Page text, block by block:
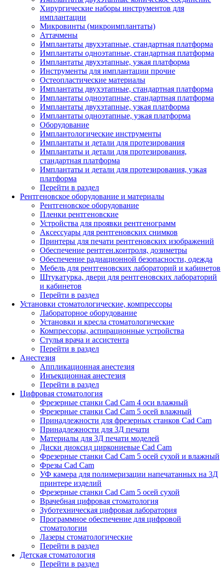
Хирургические наборы инструментов для
имплантации
Микровинты (микроимплантаты)
Аттачмены
Имплантаты двухэтапные, стандартная платформа
Имплантаты одноэтапные, стандартная платформа
Имплантаты двухэтапные, узкая платформа
Инструменты для имплантации прочие
Остеопластические материалы
Имплантаты двухэтапные, стандартная платформа
Имплантаты одноэтапные, стандартная платформа
Имплантаты двухэтапные, узкая платформа
Имплантаты одноэтапные, узкая платформа
Оборудование
Имплантологические инструменты
Имплантаты и детали для протезирования
Имплантаты и детали для протезирования,
стандартная платформа
Имплантаты и детали для протезирования, узкая
платформа
Перейти в раздел
Рентгеновское оборудование и материалы
Рентгеновское оборудование
Пленки рентгеновские
Устройства для проявки рентгенограмм
Аксессуары для рентгеновских снимков
Принтеры для печати рентгеновских изображений
Обеспечение рентген.контроля, дозиметры
Обеспечение радиационной безопасности, одежда
Мебель для рентгеновских лабораторий и кабинетов
Штукатурка, двери для рентгеновских лабораторий
и кабинетов
Перейти в раздел
Установки стоматологические, компрессоры
Лабораторное оборудование
Установки и кресла стоматологические
Компрессоры, аспирационные устройства
Стулья врача и ассистента
Перейти в раздел
Анестезия
Аппликационная анестезия
Инъекционная анестезия
Перейти в раздел
Цифровая стоматология
Фрезерные станки Cad Cam 4 оси влажный
Фрезерные станки Cad Cam 5 осей влажный
Принадлежности для фрезерных станков Cad Cam
Принадлежности для 3Д печати
Материалы для 3Д печати моделей
Диски диоксид циркониевые Cad Cam
Фрезерные станки Cad Cam 5 осей сухой и влажный
Фрезы Cad Cam
УФ камера для полимеризации напечатанных на 3Д
принтере изделий
Фрезерные станки Cad Cam 5 осей сухой
Врачебная цифровая стоматология
Зуботехническая цифровая лаборатория
Программное обеспечение для цифровой
стоматологии
Лазеры стоматологические
Перейти в раздел
Детская стоматология
Перейти в раздел